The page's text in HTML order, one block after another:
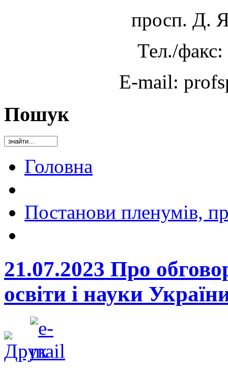
просп. Д.
Тел./
E-mail:
Пошук
Головна
Постанови пленумів,
21.07.2023 Про
освіти і науки